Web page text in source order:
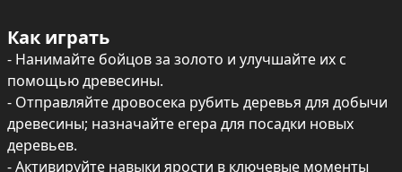
Как играть
- Нанимайте бойцов за золото и улучшайте их с
помощью древесины.
- Отправляйте дровосека рубить деревья для добычи
древесины; назначайте егера для посадки новых
деревьев.
- Активируйте навыки ярости в ключевые моменты